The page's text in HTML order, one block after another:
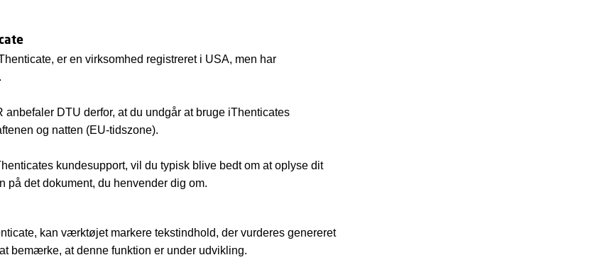
er en virksomhed registreret i USA, men har
anbefaler DTU derfor, at du undgår at bruge iThenticates
og natten (EU-tidszone).
kundesupport, vil du typisk blive bedt om at oplyse dit
på det dokument, du henvender dig om.
kan værktøjet markere tekstindhold, der vurderes genereret
bemærke, at denne funktion er under udvikling.